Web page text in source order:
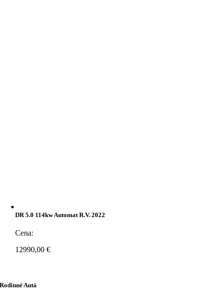
DR 5.0 114kw Automat R.v. 2022
Cena:
12990,00€
Rodinné Autá